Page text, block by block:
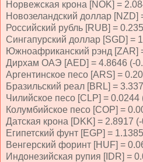
Норвежская крона [NOK] =
Новозеландский доллар [NZD]
Российский рубль [RUB] =
Сингапурский доллар [SGD] =
Южноафриканский рэнд [ZAR]
Дирхам ОАЭ [AED] = 4.8646 (-
Аргентинское песо [ARS] =
Бразильский реал [BRL] =
Чилийское песо [CLP] = 0.0244
Колумбийское песо [COP] =
Датская крона [DKK] = 2.8917
Египетский фунт [EGP] =
Венгерский форинт [HUF] =
Индонезийская рупия [IDR] =